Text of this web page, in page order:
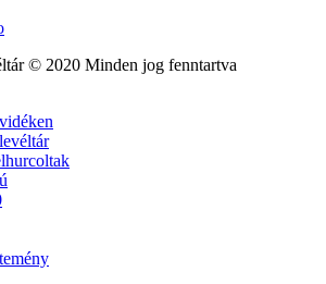
© 2020 Minden jog fenntartva